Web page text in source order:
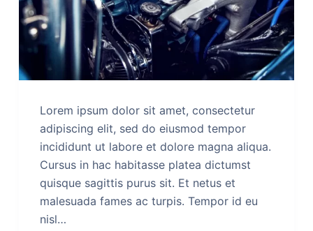
Lorem ipsum dolor sit amet, consectetur
adipiscing elit, sed do eiusmod tempor
incididunt ut labore et dolore magna aliqua.
Cursus in hac habitasse platea dictumst
quisque sagittis purus sit. Et netus et
malesuada fames ac turpis. Tempor id eu
nisl…